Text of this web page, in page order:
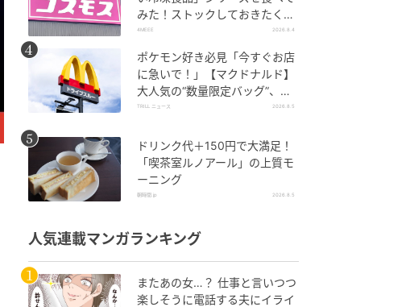
みた！ストックしておきたくな
る美味しさ
4MEEE 2026.8.4
ポケモン好き必見「今すぐお店
に急いで！」【マクドナルド】
大人気の“数量限定バッグ”、諦
めないで！今ならまだ買えるか
TRILL ニュース 2026.8.5
ドリンク代＋150円で大満足！
「喫茶室ルノアール」の上質モ
ーニング
朝時間.jp 2026.8.5
人気連載マンガランキング
またあの女…？ 仕事と言いつつ
楽しそうに電話する夫にイライ